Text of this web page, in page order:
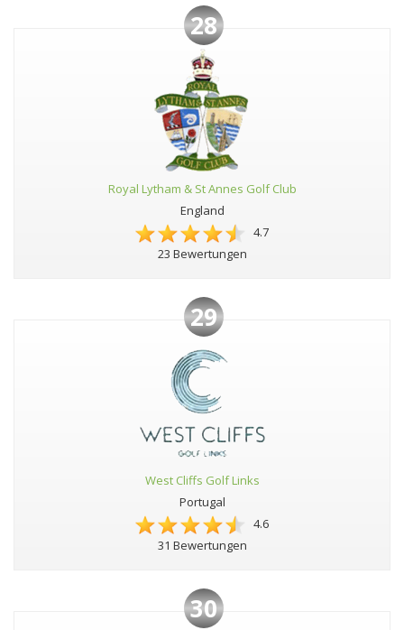
28
Royal Lytham & St Annes Golf Club
England
4.7
23 Bewertungen
29
West Cliffs Golf Links
Portugal
4.6
31 Bewertungen
30